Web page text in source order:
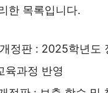
한 목록입니다.
정판 : 2025학년도
육과정 반영